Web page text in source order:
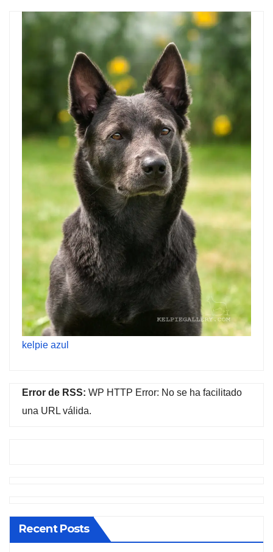
kelpie azul
Error de RSS: WP HTTP Error: No se ha facilitado
una URL válida.
Recent Posts